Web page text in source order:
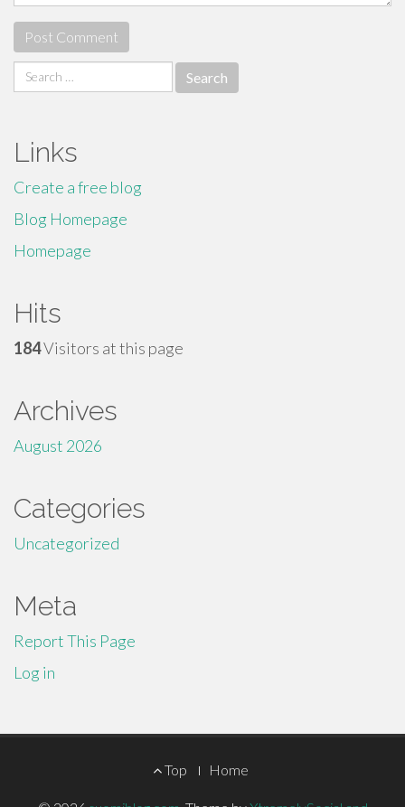
Search
for:
Links
Create a free blog
Blog Homepage
Homepage
Hits
184Visitors at this page
Archives
August 2026
Categories
Uncategorized
Meta
Report This Page
Log in
Top Home